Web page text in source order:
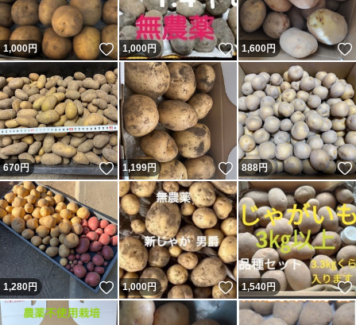
1,000円 いいね！
1,000円 いいね！
1,600円
670円 いいね！
1,199円 いいね！
888円
1,280円 いいね！
1,000 円 いいね！
1,540円